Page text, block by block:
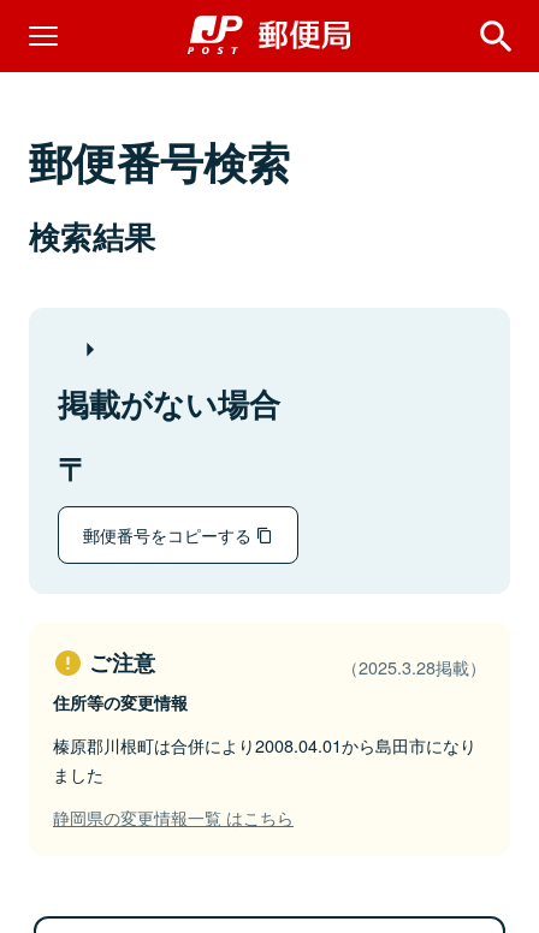
郵便番号検索
検索結果
掲載がない場合
郵便番号をコピーする
ご注意 （2025.3.28掲載）
住所等の変更情報
榛原郡川根町は合併により2008.04.01から島田市になり
ました
静岡県の変更情報一覧 はこちら